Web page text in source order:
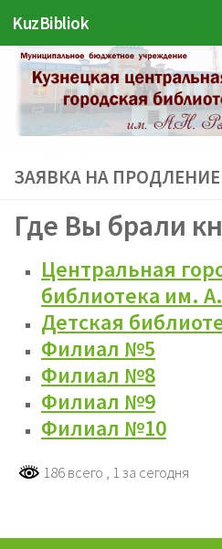
Перейти к содержимому
KuzBibliok
ЗАЯВКА НА
Где Вы брали
Центральная
библиотека им.
Детская
Филиал №5
Филиал №8
Филиал №9
Филиал №10
186 всего , 1 за сегодня